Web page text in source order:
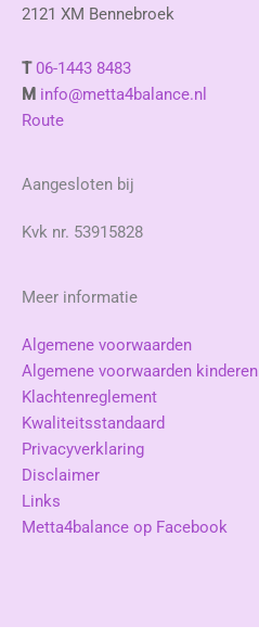
2121 XM Bennebroek
T 06-1443 8483
M info@metta4balance.nl
Route
Aangesloten bij
Kvk nr. 53915828
Meer informatie
Algemene voorwaarden
Algemene voorwaarden kinderen
Klachtenreglement
Kwaliteitsstandaard
Privacyverklaring
Disclaimer
Links
Metta4balance op Facebook